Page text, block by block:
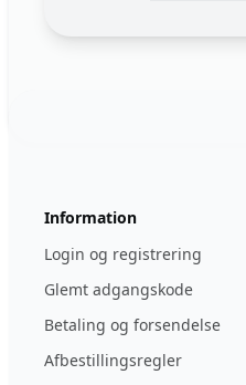
Information
Login og registrering
Glemt adgangskode
Betaling og forsendelse
Afbestillingsregler